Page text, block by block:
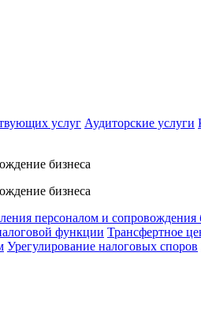
услуг Аудиторские услуги
бизнеса
бизнеса
персоналом и сопровождения
функции Трансфертное
Урегулирование налоговых споров